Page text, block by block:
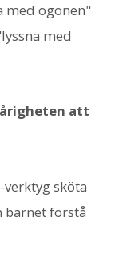
med ögonen"
med
att
sköta
förstå